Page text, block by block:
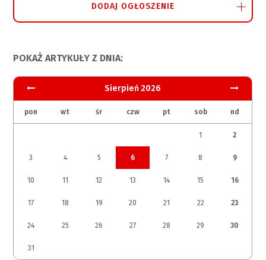
DODAJ OGŁOSZENIE
POKAŻ ARTYKUŁY Z DNIA:
Sierpień 2026
pon wt śr czw pt sob nd
1 2
3 4 5 6 7 8 9
10 11 12 13 14 15 16
17 18 19 20 21 22 23
24 25 26 27 28 29 30
31